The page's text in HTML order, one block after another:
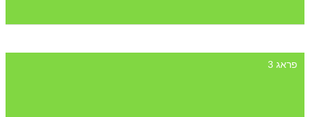
האנדרטה
את
הכבוד
פראג 3